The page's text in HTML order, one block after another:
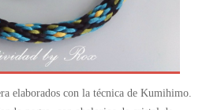
elaborados con la técnica de Kumihimo.